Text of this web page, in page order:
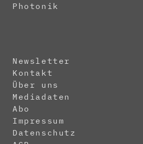
Photonik
Newsletter
Kontakt
Über uns
Mediadaten
Abo
Impressum
Datenschutz